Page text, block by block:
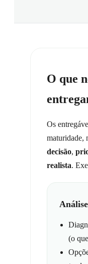
O que
Os
maturidade,
decisão,
realista.
(o